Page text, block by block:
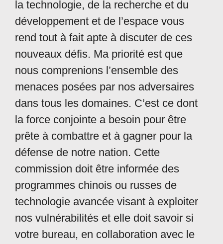
la technologie, de la recherche et du
développement et de l’espace vous
rend tout à fait apte à discuter de ces
nouveaux défis. Ma priorité est que
nous comprenions l’ensemble des
menaces posées par nos adversaires
dans tous les domaines. C’est ce dont
la force conjointe a besoin pour être
prête à combattre et à gagner pour la
défense de notre nation. Cette
commission doit être informée des
programmes chinois ou russes de
technologie avancée visant à exploiter
nos vulnérabilités et elle doit savoir si
votre bureau, en collaboration avec le